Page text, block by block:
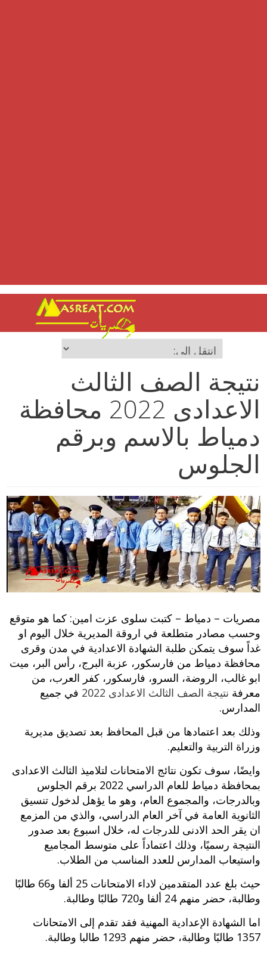
نتيجة الصف الثالث
الاعدادى 2022 محافظة
دمياط بالاسم وبرقم
الجلوس
مصريات – دمياط – كتبت سلوى عزت امين: كما هو متوقع
وحسب مصادر متطلعة في اروقة المديرية خلال اليوم او
غداً سوف يتمكن طلبة الشهادة الاعدادية في مدن وقرى
محافظة دمياط من فارسكور، عزبة البرج، رأس البر، ميت
ابو غالب، الروضة، السرو، فارسكور، كفر العرب، من
معرفة نتيجة الصف الثالث الاعدادى 2022
في جميع
المدارس.
وذلك بعد اعتمادها من قبل المحافظ بعد تصديق مديرية
وزراة التربية والتعليم.
وايضًا، سوف تكون نتائج الامتحانات لتلاميذ الثالث الاعدادى
بمحافظة دمياط للعام الدراسي 2022 برقم الجلوس
وبالدرجات، والمجموع العام، وهو ما يؤهل لدخول تنسيق
الثانوية العامة في آخر العام الدراسي، والذي من المزمع
ان يقر الحد الادنى للدرجات له، خلال اسبوع بعد صدور
النتيجة رسميًا، وذلك اعتماداً على متوسط المجاميع
واستيعاب المدارس للعدد المناسب من الطلاب.
حيث بلغ عدد المتقدمين لاداء الامتحانات 25 ألفا و66 طالبًا
وطالبة، حضر منهم 24 ألفا و720 طالبًا وطالبة.
اما الشهادة الإعدادية المهنية فقد تقدم إلى الامتحانات
1357 طالبًا وطالبة، حضر منهم 1293 طالبا وطالبة.